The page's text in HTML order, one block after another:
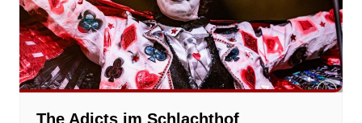
The Adicts im Schlachthof